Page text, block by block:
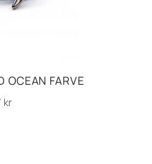
OCEAN FARVE
kr